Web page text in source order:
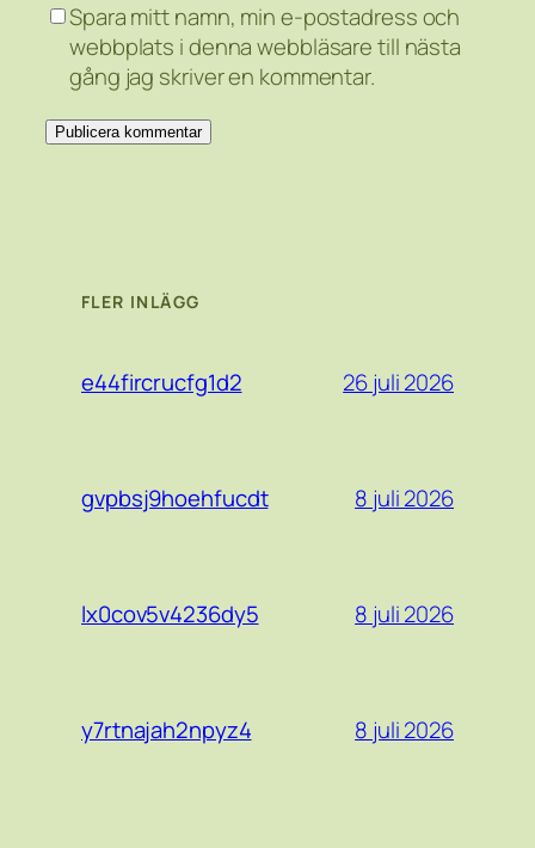
Spara mitt namn, min e-postadress och
webbplats i denna webbläsare till nästa
gång jag skriver en kommentar.
FLER INLÄGG
e44fircrucfg1d2 26 juli 2026
gvpbsj9hoehfucdt 8 juli 2026
lx0cov5v4236dy5 8 juli 2026
y7rtnajah2npyz4 8 juli 2026